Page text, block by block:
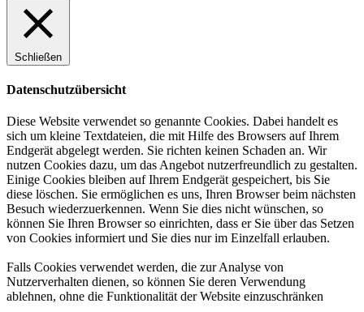
Schließen
Datenschutzübersicht
Diese Website verwendet so genannte Cookies. Dabei handelt es
sich um kleine Textdateien, die mit Hilfe des Browsers auf Ihrem
Endgerät abgelegt werden. Sie richten keinen Schaden an. Wir
nutzen Cookies dazu, um das Angebot nutzerfreundlich zu gestalten.
Einige Cookies bleiben auf Ihrem Endgerät gespeichert, bis Sie
diese löschen. Sie ermöglichen es uns, Ihren Browser beim nächsten
Besuch wiederzuerkennen. Wenn Sie dies nicht wünschen, so
können Sie Ihren Browser so einrichten, dass er Sie über das Setzen
von Cookies informiert und Sie dies nur im Einzelfall erlauben.
Falls Cookies verwendet werden, die zur Analyse von
Nutzerverhalten dienen, so können Sie deren Verwendung
ablehnen, ohne die Funktionalität der Website einzuschränken